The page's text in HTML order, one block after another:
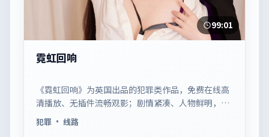
99:01
霓虹回响
《霓虹回响》为英国出品的犯罪类作品，免费在线高
清播放、无插件流畅观影；剧情紧凑、人物鲜明，适
合休闲一口气追看。
犯罪· 线路